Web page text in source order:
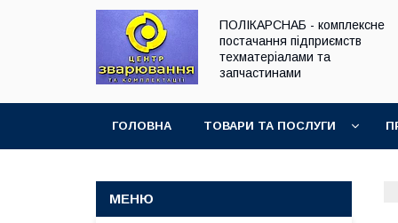
ПОЛІКАРСНАБ - комплексне
постачання підприємств
техматеріалами та
запчастинами
ГОЛОВНА ТОВАРИ ТА ПОСЛУГИ